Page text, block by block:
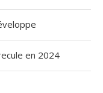
en 2024